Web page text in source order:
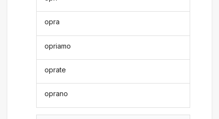
opra
opriamo
oprate
oprano